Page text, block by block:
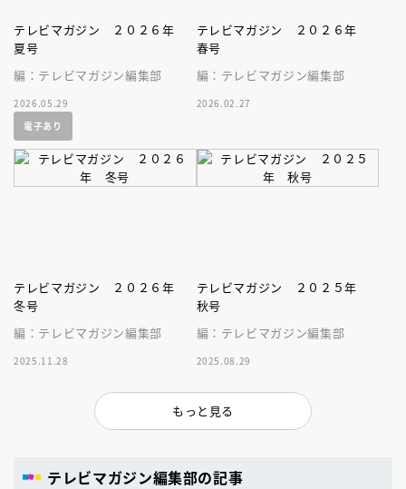
テレビマガジン ２０２６年
夏号
編：テレビマガジン編集部
2026.05.29
電子あり
テレビマガジン ２０２６年
春号
編：テレビマガジン編集部
2026.02.27
テレビマガジン ２０２６年
冬号
編：テレビマガジン編集部
2025.11.28
テレビマガジン ２０２５年
秋号
編：テレビマガジン編集部
2025.08.29
もっと見る
テレビマガジン編集部の記事